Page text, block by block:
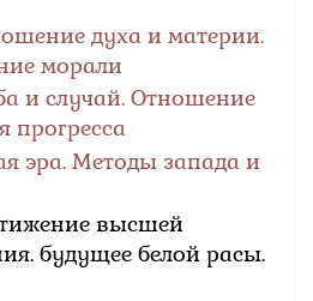
духа и материи.
морали
и случай. Отношение
прогресса
эра. Методы запада и
высшей
будущее белой расы.